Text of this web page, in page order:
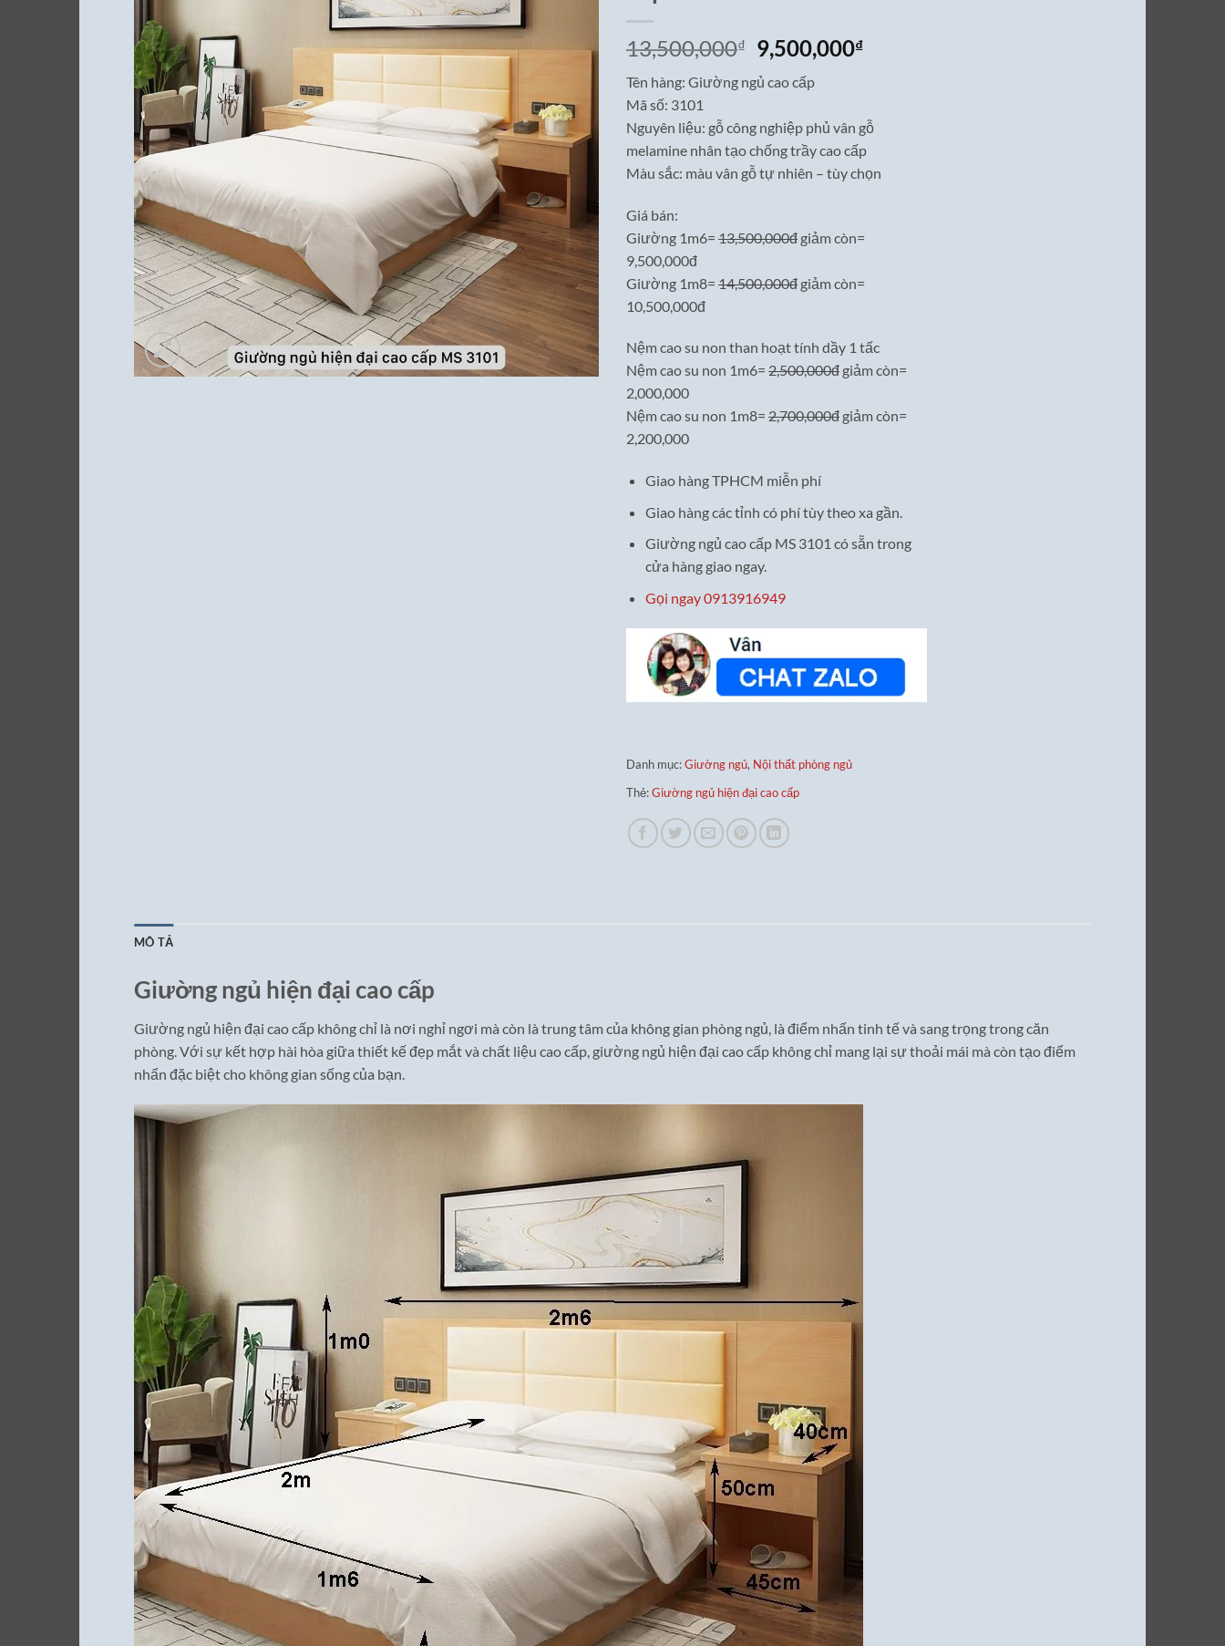
13,500,000₫
Giá
gốc
là:
9,500,000₫Giá
9,500,000₫.
Tên hàng: Giường ngủ cao cấp
Mã số: 3101
Nguyên liệu: gỗ công nghiệp phủ vân gỗ
melamine nhân tạo chống trầy cao cấp
Màu sắc: màu vân gỗ tự nhiên – tùy chọn
Giá bán:
Giường 1m6= 13,500,000đ giảm còn=
9,500,000đ
Giường 1m8= 14,500,000đ giảm còn=
10,500,000đ
Nệm cao su non than hoạt tính dầy 1 tấc
Nệm cao su non 1m6= 2,500,000đ giảm còn=
2,000,000
Nệm cao su non 1m8= 2,700,000đ giảm còn=
2,200,000
Giao hàng TPHCM miễn phí
Giao hàng các tỉnh có phí tùy theo xa gần.
Giường ngủ cao cấp MS 3101 có sẵn trong
cửa hàng giao ngay.
Gọi ngay 0913916949
Danh mục:Giường ngủ, Nội thất phòng ngủ
Thẻ:Giường ngủ hiện đại cao cấp
MÔ TẢ
Giường ngủ hiện đại cao cấp
Giường ngủ hiện đại cao cấp không chỉ là nơi nghỉ ngơi mà còn là trung tâm của không gian phòng ngủ, là điểm nhấn tinh tế và sang trọng trong căn
phòng. Với sự kết hợp hài hòa giữa thiết kế đẹp mắt và chất liệu cao cấp, giường ngủ hiện đại cao cấp không chỉ mang lại sự thoải mái mà còn tạo điểm
nhấn đặc biệt cho không gian sống của bạn.